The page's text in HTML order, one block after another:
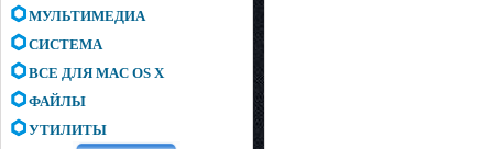
МУЛЬТИМЕДИА
СИСТЕМА
ВСЕ ДЛЯ MAC OS X
ФАЙЛЫ
УТИЛИТЫ